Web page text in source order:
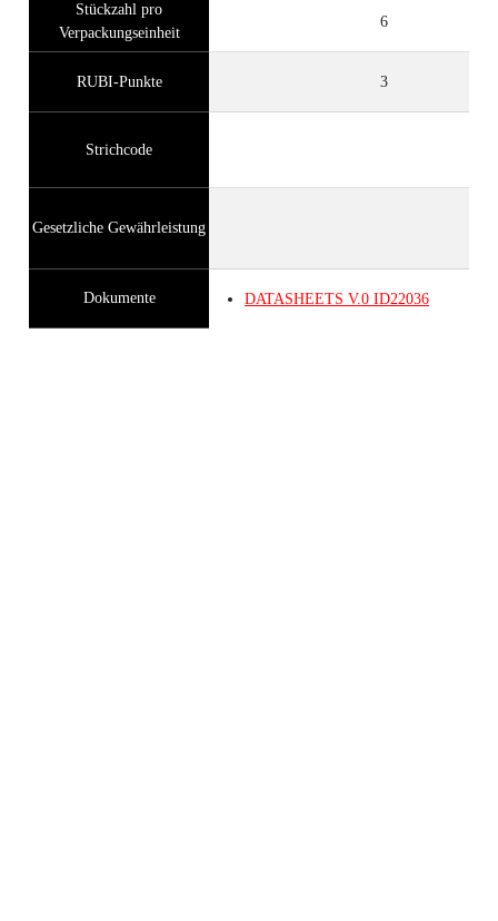
Stückzahl pro
Verpackungseinheit
6
RUBI-Punkte 3
Strichcode
Gesetzliche Gewährleistung
Dokumente DATASHEETS V.0 ID22036